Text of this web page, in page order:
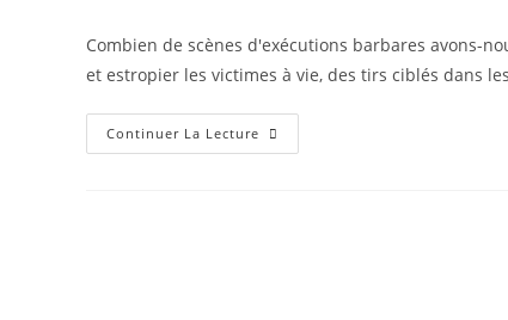
Combien de scènes d'exécutions barbares avons-
et estropier les victimes à vie, des tirs ciblés dans
Continuer La Lecture